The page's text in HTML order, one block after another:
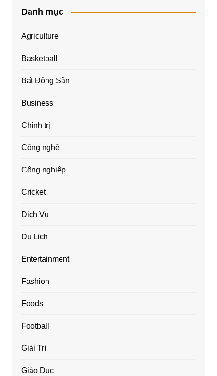
Danh mục
Agriculture
Basketball
Bất Động Sản
Business
Chính trị
Công nghệ
Công nghiệp
Cricket
Dịch Vụ
Du Lịch
Entertainment
Fashion
Foods
Football
Giải Trí
Giáo Dục